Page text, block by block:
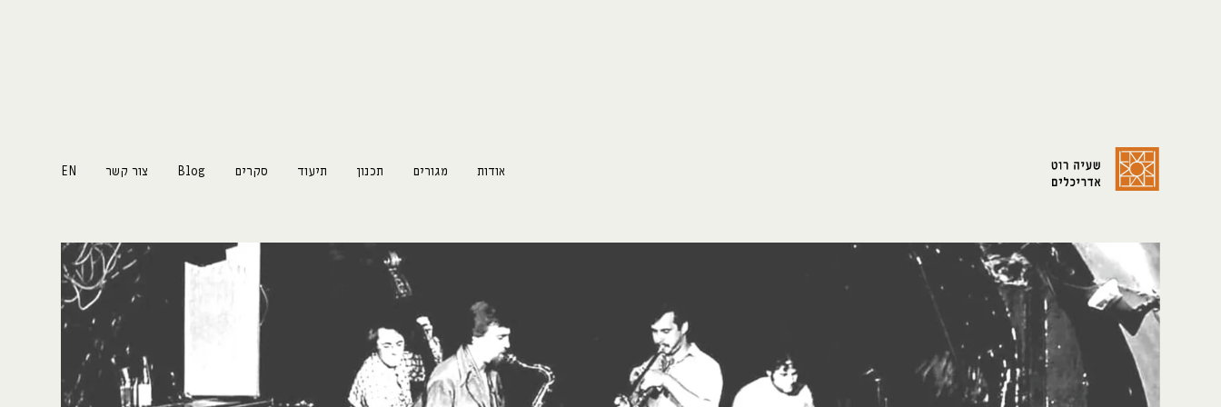
צרו קשר:
shayaroth@gmail.com
כתובת:
שלומציון המלכה 4
ירושלים
facebook
אודות מגורים תכנון תיעוד סקרים Blog צור קשר EN